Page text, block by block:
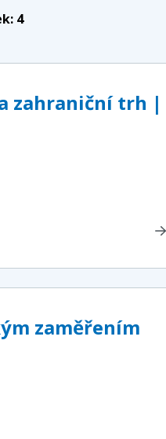
4
zahraniční trh |
zaměřením